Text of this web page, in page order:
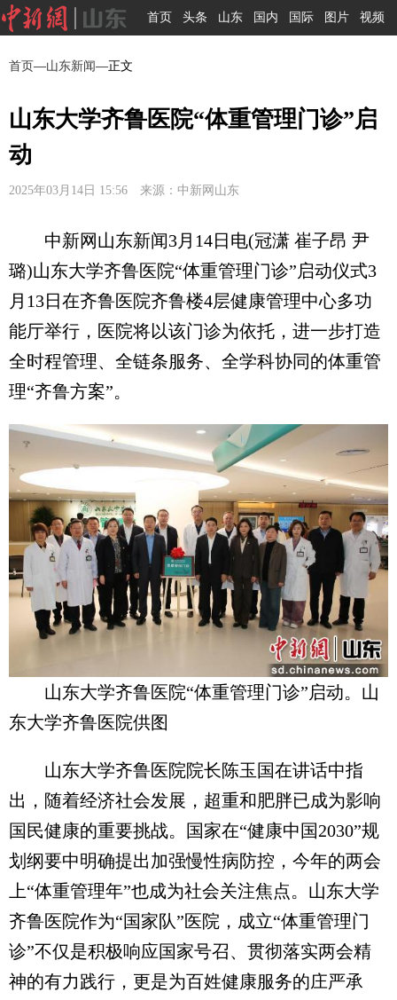
首页 头条 山东 国内 国际 图片 视频
首页—山东新闻—正文
山东大学齐鲁医院“体重管理门诊”启
动
2025年03月14日 15:56 来源：中新网山东
中新网山东新闻3月14日电(冠潇 崔子昂 尹
璐)山东大学齐鲁医院“体重管理门诊”启动仪式3
月13日在齐鲁医院齐鲁楼4层健康管理中心多功
能厅举行，医院将以该门诊为依托，进一步打造
全时程管理、全链条服务、全学科协同的体重管
理“齐鲁方案”。
山东大学齐鲁医院“体重管理门诊”启动。山
东大学齐鲁医院供图
山东大学齐鲁医院院长陈玉国在讲话中指
出，随着经济社会发展，超重和肥胖已成为影响
国民健康的重要挑战。国家在“健康中国2030”规
划纲要中明确提出加强慢性病防控，今年的两会
上“体重管理年”也成为社会关注焦点。山东大学
齐鲁医院作为“国家队”医院，成立“体重管理门
诊”不仅是积极响应国家号召、贯彻落实两会精
神的有力践行，更是为百姓健康服务的庄严承